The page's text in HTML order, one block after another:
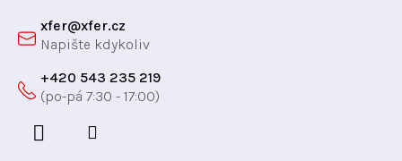
xfer@xfer.cz
+420 543 235 219